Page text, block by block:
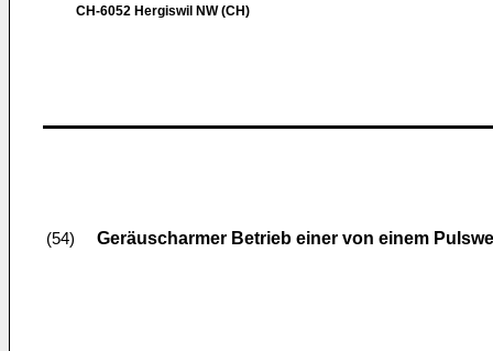
CH-6052 Hergiswil NW (CH)
(54) Geräuscharmer Betrieb einer von einem